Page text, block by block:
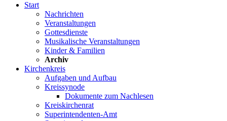
Start
Nachrichten
Veranstaltungen
Gottesdienste
Musikalische Veranstaltungen
Kinder & Familien
Archiv
Kirchenkreis
Aufgaben und Aufbau
Kreissynode
Dokumente zum Nachlesen
Kreiskirchenrat
Superintendenten-Amt